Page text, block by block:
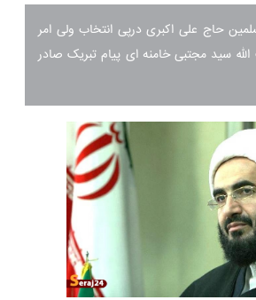
حاج علی اکبری درپی انتخاب ولی امر
سید مجتبی خامنه ای پیام تبریک صادر